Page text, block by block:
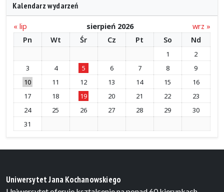
Kalendarz wydarzeń
« lip sierpień 2026
wrz »
Pn
Wt Śr Cz Pt So Nd
1
2
3
4 5 6 7 8
9
10
11 12 13 14 15
16
17
18 19 20 21 22
23
24
25 26 27 28 29
30
31
Uniwersytet Jana Kochanowskiego